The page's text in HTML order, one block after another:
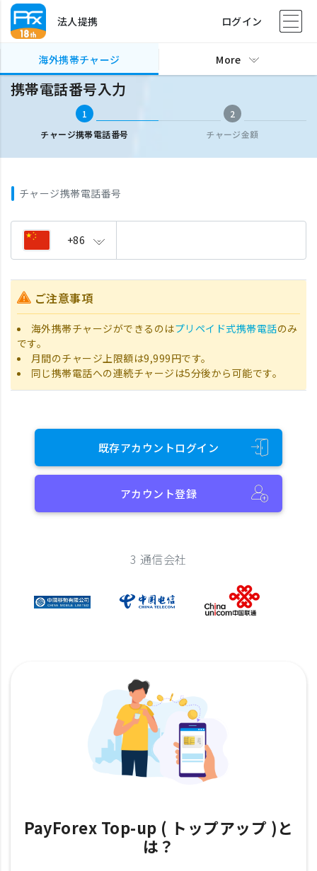
法人提携 ログイン
海外携帯チャージ More
海外携帯チャージ 携帯電話番号入力
携帯電話番号入力
1
チャージ携帯電話番号
2
チャージ金額
チャージ携帯電話番号
+86
ご注意事項
海外携帯チャージができるのはプリペイド式携帯電話のみ
です。
月間のチャージ上限額は9,999円です。
同じ携帯電話への連続チャージは5分後から可能です。
既存アカウントログイン
アカウント登録
3 通信会社
PayForex Top-up ( トップアップ )と
は？